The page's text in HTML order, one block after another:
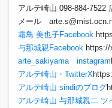
アルテ崎山 098-884-7522
メール
霜鳥 美也子Facebook
与那城親Facebook https://
arte_sakiyama instagram
アルテ崎山・TwitterX
アルテ崎山 sindiのブログ
アルテ崎山 与那城親二 ツ